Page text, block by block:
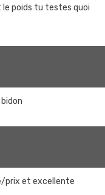
le poids tu testes quoi
prix et excellente